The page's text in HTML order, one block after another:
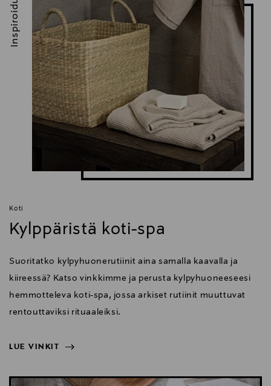
Koti
Kylppäristä koti-spa
Suoritatko kylpyhuonerutiinit aina samalla kaavalla ja
kiireessä? Katso vinkkimme ja perusta kylpyhuoneeseesi
hemmotteleva koti-spa, jossa arkiset rutiinit muuttuvat
rentouttaviksi rituaaleiksi.
LUE VINKIT
Inspiroidu
LUE VINKIT